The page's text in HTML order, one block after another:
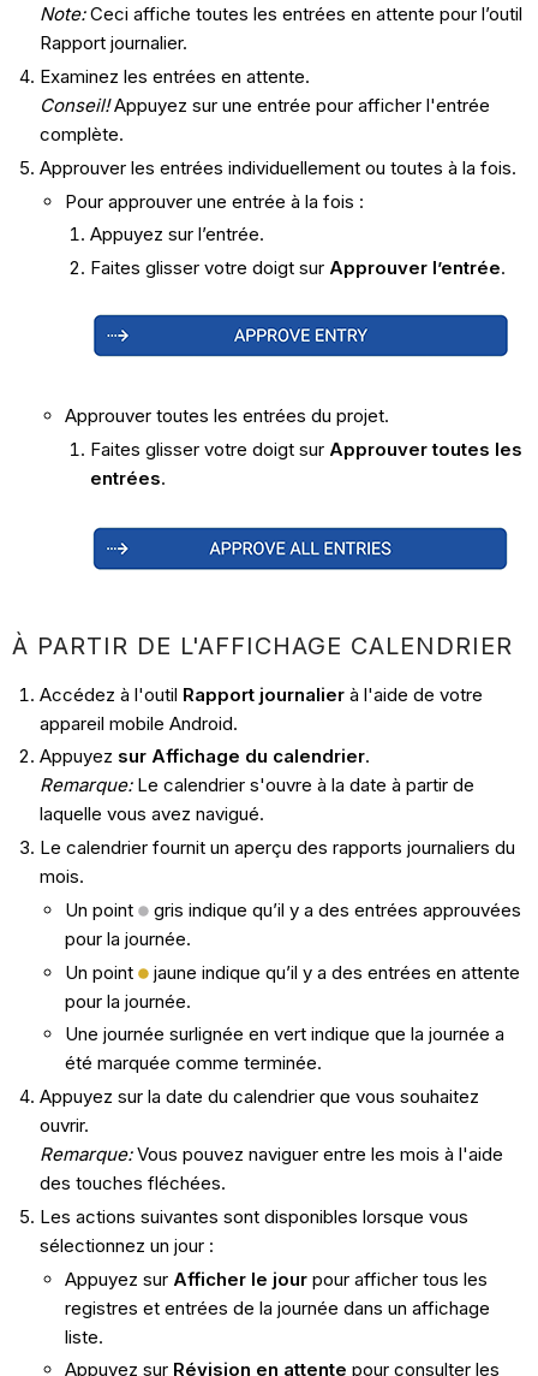
Note:Ceci affiche toutes les entrées en attente pour l’outil
Rapport journalier.
Examinez les entrées en attente.
Conseil!Appuyez sur une entrée pour afficher l'entrée
complète.
Approuver les entrées individuellement ou toutes à la fois.
Pour approuver une entrée à la fois :
Appuyez sur l’entrée.
Faites glisser votre doigt sur Approuver l’entrée.
Approuver toutes les entrées du projet.
Faites glisser votre doigt sur Approuver toutes les
entrées.
À PARTIR DE L'AFFICHAGE CALENDRIER
Accédez à l'outil Rapport journalierà l'aide de votre
appareil mobile Android.
Appuyez sur Affichage du calendrier.
Remarque:Le calendrier s'ouvre à la date à partir de
laquelle vous avez navigué.
Le calendrier fournit un aperçu des rapports journaliers du
mois.
Un point
gris indique qu’il y a des entrées approuvées
pour la journée.
Un point
jaune indique qu’il y a des entrées en attente
pour la journée.
Une journée surlignée en vert indique que la journée a
été marquée comme terminée.
Appuyez sur la date du calendrier que vous souhaitez
ouvrir.
Remarque:Vous pouvez naviguer entre les mois à l'aide
des touches fléchées.
Les actions suivantes sont disponibles lorsque vous
sélectionnez un jour :
Appuyez sur Afficher le jourpour afficher tous les
registres et entrées de la journée dans un affichage
liste.
Appuyez sur Révision en attente pour consulter les